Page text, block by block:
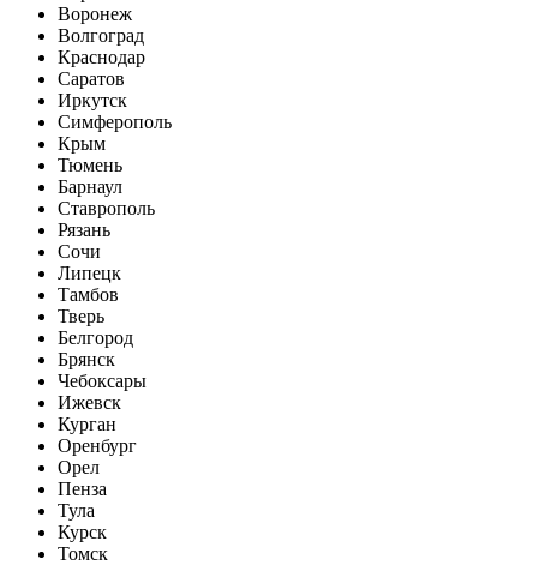
Воронеж
Волгоград
Краснодар
Саратов
Иркутск
Симферополь
Крым
Тюмень
Барнаул
Ставрополь
Рязань
Сочи
Липецк
Тамбов
Тверь
Белгород
Брянск
Чебоксары
Ижевск
Курган
Оренбург
Орел
Пенза
Тула
Курск
Томск